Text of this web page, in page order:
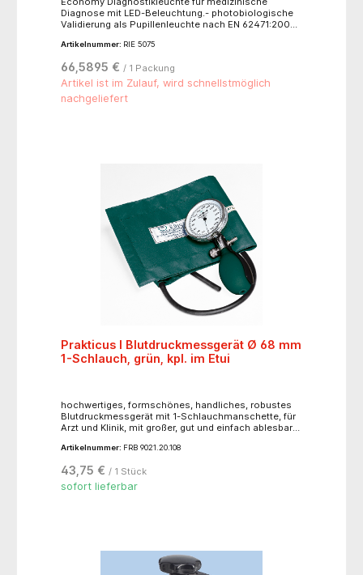
Diagnose mit LED-Beleuchtung.- photobiologische
Validierung als Pupillenleuchte nach EN 62471:2008-
freies Licht durch LED-Beleuchtung- besseres
Aluminiumgehäuse, mit Metallclip, desinfizierbar-
5.300 Kelvin- max. 40.000 Lux.- Lichtfeld: ca. 40 mm
Durchmesser (Abstand 15 cm)- nickelfrei- Batterien:
2 x Alkaline AAA, 1,5 V
Artikelnummer: RIE 5075
66,5895 € / 1 Packung
Artikel ist im Zulauf, wird schnellstmöglich
nachgeliefert
Prakticus I Blutdruckmessgerät Ø 68 mm
1-Schlauch, grün, kpl. im Etui
hochwertiges, formschönes, handliches, robustes
Blutdruckmessgerät mit 1-Schlauchmanschette, für
Arzt und Klinik, mit großer, gut und einfach ablesbarer
abwaschbar)
Artikelnummer: FRB 9021.20.108
43,75 € / 1 Stück
sofort lieferbar